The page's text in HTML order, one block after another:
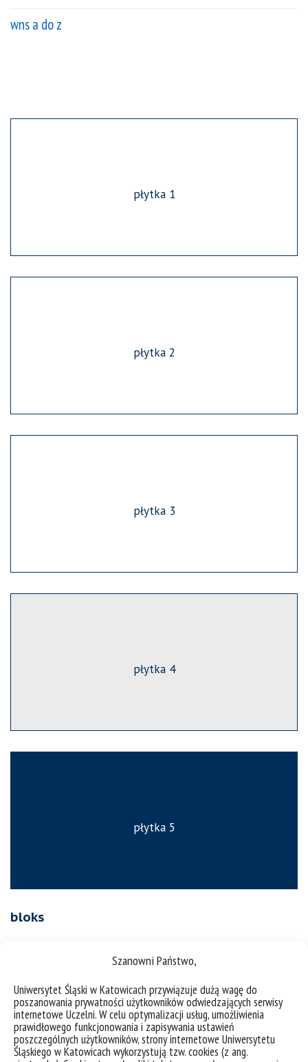
Szanowni Państwo,
Uniwersytet Śląski w Katowicach przywiązuje dużą wagę do
poszanowania prywatności użytkowników odwiedzających serwisy
internetowe Uczelni. W celu optymalizacji usług, umożliwienia
prawidłowego funkcjonowania i zapisywania ustawień
poszczególnych użytkowników, strony internetowe Uniwersytetu
Śląskiego w Katowicach wykorzystują tzw. cookies (z ang.
wns a do z
płytka 1
płytka 2
płytka 3
płytka 4
płytka 5
bloks
link 2
tytuł a